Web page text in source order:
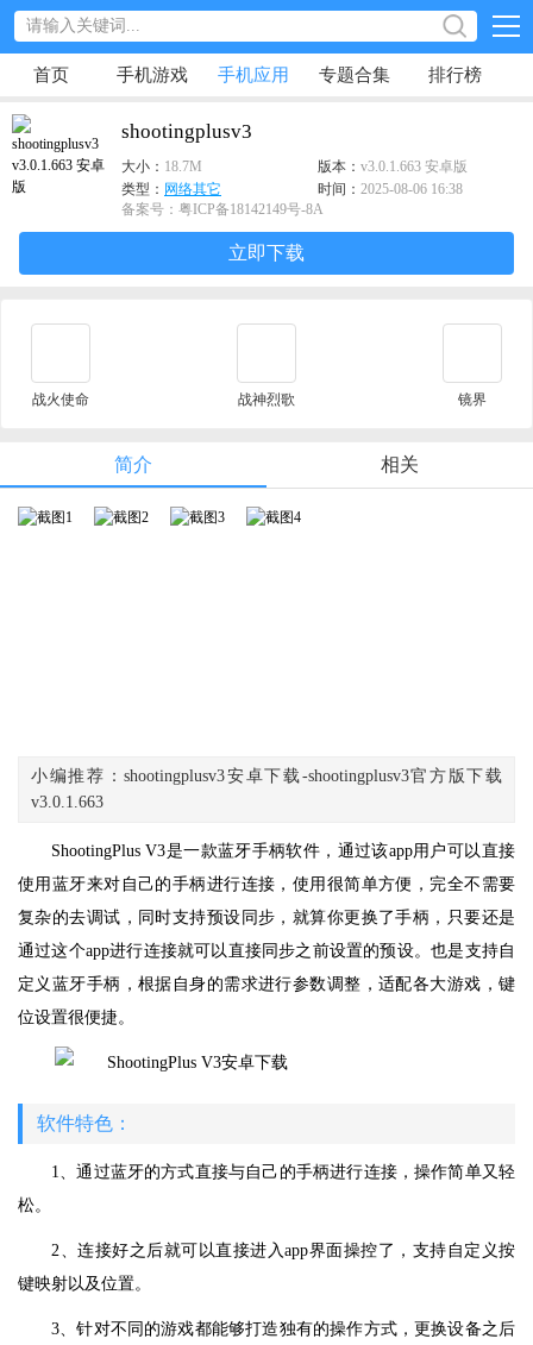
首页 手机游戏 手机应用 专题合集 排行榜
shootingplusv3
大小： 18.7M 版本： v3.0.1.663 安卓版
类型： 网络其它 时间： 2025-08-06 16:38
备案号：粤ICP备18142149号-8A
立即下载
战火使命 战神烈歌 镜界
简介 相关
小编推荐：shootingplusv3安卓下载-shootingplusv3官方版下载
v3.0.1.663
ShootingPlus V3是一款蓝牙手柄软件，通过该app用户可以直接
使用蓝牙来对自己的手柄进行连接，使用很简单方便，完全不需要
复杂的去调试，同时支持预设同步，就算你更换了手柄，只要还是
通过这个app进行连接就可以直接同步之前设置的预设。也是支持自
定义蓝牙手柄，根据自身的需求进行参数调整，适配各大游戏，键
位设置很便捷。
软件特色：
1、通过蓝牙的方式直接与自己的手柄进行连接，操作简单又轻
松。
2、连接好之后就可以直接进入app界面操控了，支持自定义按
键映射以及位置。
3、针对不同的游戏都能够打造独有的操作方式，更换设备之后